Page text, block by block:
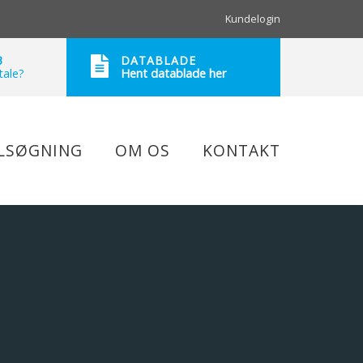
Kundelogin
DATABLADE
Hent datablade her
OM OS KONTAKT